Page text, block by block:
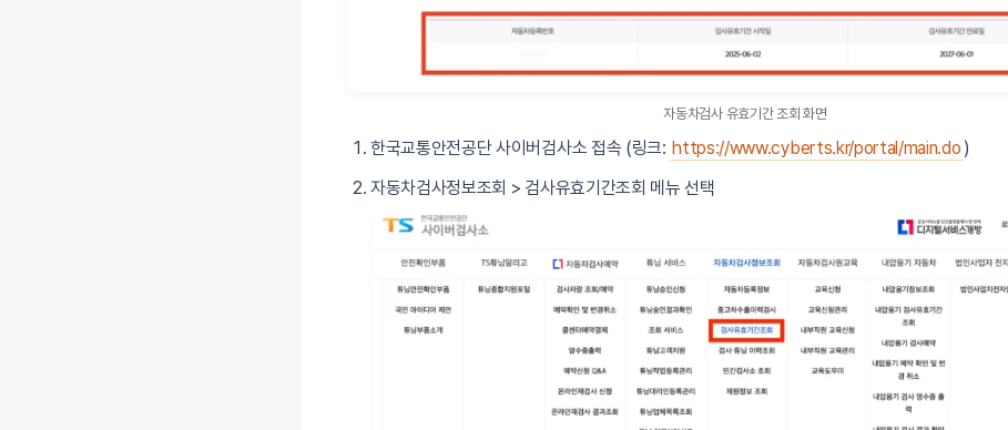
자동차검사 유효기간 조회 화면
한국교통안전공단 사이버검사소 접속 (링크: https://www.cyberts.kr/portal/main.do )
자동차검사정보조회 > 검사유효기간조회 메뉴 선택